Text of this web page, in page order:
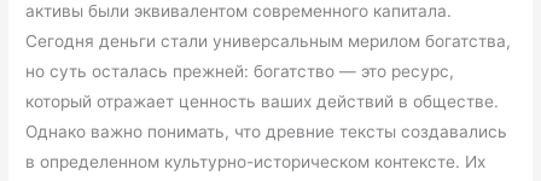
активы были эквивалентом современного капитала.
Сегодня деньги стали универсальным мерилом богатства,
но суть осталась прежней: богатство — это ресурс,
который отражает ценность ваших действий в обществе.
Однако важно понимать, что древние тексты создавались
в определенном культурно-историческом контексте. Их